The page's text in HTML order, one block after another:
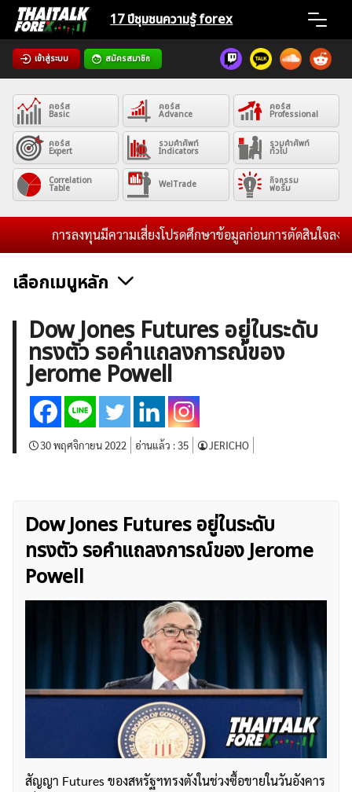
Skip
content
17 ปีชุมชนความรู้ forex
เข้าสู่ระบบ สมัครสมาชิก
Home
News
Articles
VPS Register
ค้นหา
สำหรับ:
คอร์ส
Basic
คอร์ส
Advance
คอร์ส
Professional
คอร์ส
Expert
รวมคำศัพท์
Indicators
รวมคำศัพท์
ทั่วไป
Correlation
Table WelTrade กิจกรรม
ฟอรั่ม
การลงทุนมีความเสี่ยงโปรดศึกษาข้อมูลก่อนการตัดสินใจลงทุน
เลือกเมนูหลัก
ข่าวฟอเร็กซ์และสกุลเงิน คริปโตเคอร์เรนซี
ฟรีซิกแนล รายวัน
บทวิเคราะห์
เศรษฐกิจทั่วไป ดัชนี-หุ้น
พันธบัตร
สินค้าโภคภัณฑ์
โบรกเกอร์ FX
กองทุน Forex
ฟรี EA
Dow Jones Futures อยู่ในระดับ
ทรงตัว รอคำแถลงการณ์ของ
Jerome Powell
30 พฤศจิกายน 2022 อ่านแล้ว :35 JERICHO
Dow Jones Futures อยู่ในระดับ
ทรงตัว รอคำแถลงการณ์ของ Jerome
Powell
สัญญา Futures ของสหรัฐฯทรงตังในช่วงซื้อขายในวันอังคาร